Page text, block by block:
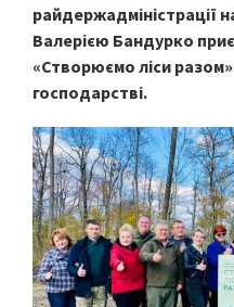
райдержадміністрації
Валерією Бандурко
«Створюємо ліси
господарстві.